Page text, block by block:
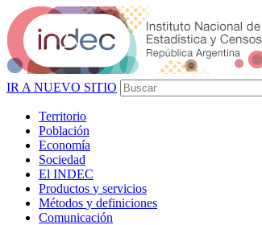
IR A NUEVO SITIO
Territorio
Población
Economía
Sociedad
El INDEC
Productos y servicios
Métodos y definiciones
Comunicación